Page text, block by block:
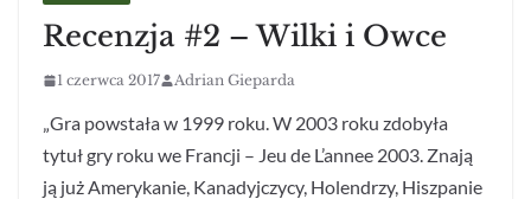
Recenzja #2 – Wilki i Owce
1 czerwca 2017 Adrian Gieparda
„Gra powstała w 1999 roku. W 2003 roku zdobyła
tytuł gry roku we Francji – Jeu de L’annee 2003. Znają
ją już Amerykanie, Kanadyjczycy, Holendrzy, Hiszpanie